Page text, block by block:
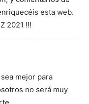
esta web.
2021 !!!
mejor para
no será muy